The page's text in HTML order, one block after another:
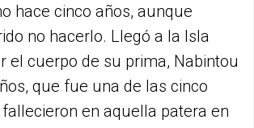
hace cinco años, aunque
no hacerlo. Llegó a la Isla
el cuerpo de su prima, Nabintou
que fue una de las cinco
en aquella patera en